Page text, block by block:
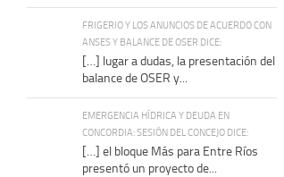
FRIGERIO Y LOS ANUNCIOS DE ACUERDO CON
ANSES Y BALANCE DE OSER DICE:
[…] lugar a dudas, la presentación del
balance de OSER y...
EMERGENCIA HÍDRICA Y DEUDA EN
CONCORDIA: SESIÓN DEL CONCEJO DICE:
[…] el bloque Más para Entre Ríos
presentó un proyecto de...